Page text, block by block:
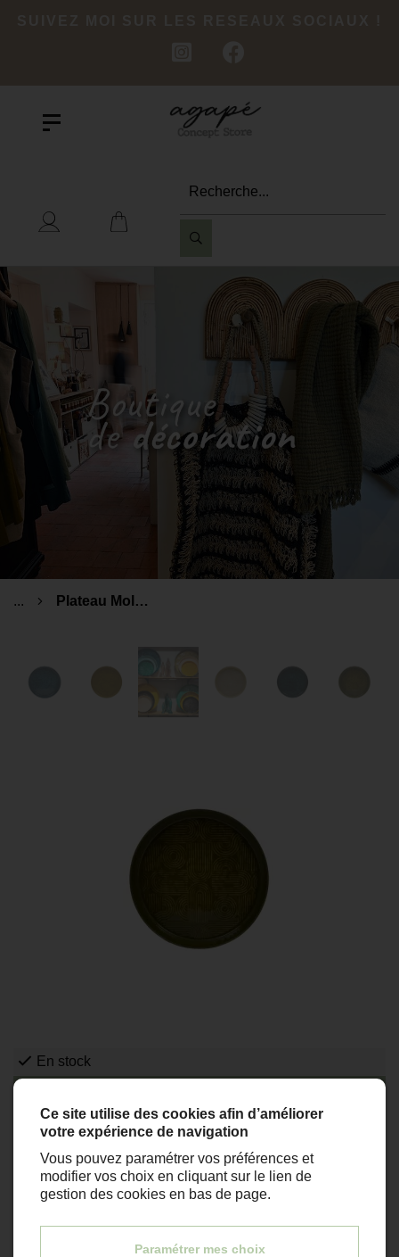
Recherche...
... Plateau Molitor DIA 35cm
En stock
Nouveauté
Plateau Molitor DIA 35cm
27,30 €
Ce site utilise des cookies afin d’améliorer
votre expérience de navigation
Vous pouvez paramétrer vos préférences et
modifier vos choix en cliquant sur le lien de
gestion des cookies en bas de page.
Paramétrer mes choix